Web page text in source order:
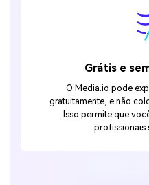
Grátis e
O Media.io pode
gratuitamente, e não
Isso permite que
profissionais